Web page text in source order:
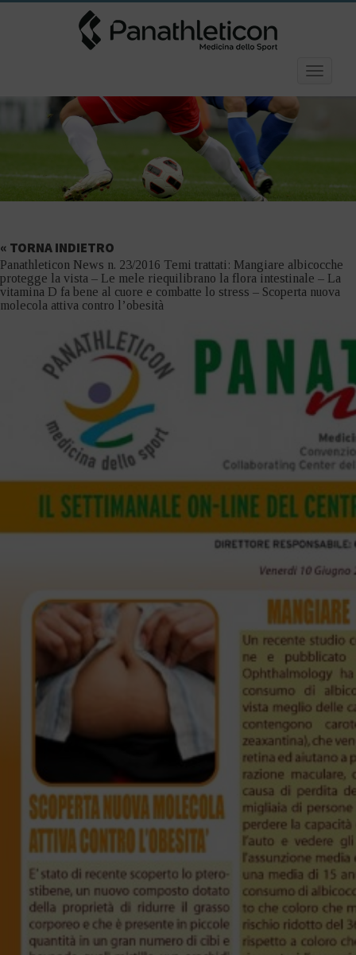
Toggle
« TORNA INDIETRO
Panathleticon News n. 23/2016 Temi trattati: Mangiare albicocche
protegge la vista – Le mele riequilibrano la flora intestinale – La
vitamina D fa bene al cuore e combatte lo stress – Scoperta nuova
molecola attiva contro l’obesità